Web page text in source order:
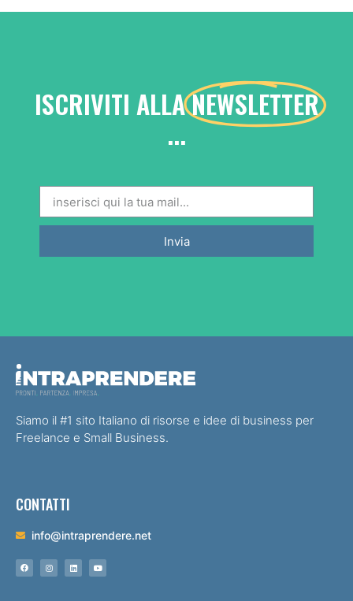
ISCRIVITI ALLANEWSLETTER
...
Invia
Siamo il #1 sito Italiano di risorse e idee di business per
Freelance e Small Business.
CONTATTI
info@intraprendere.net